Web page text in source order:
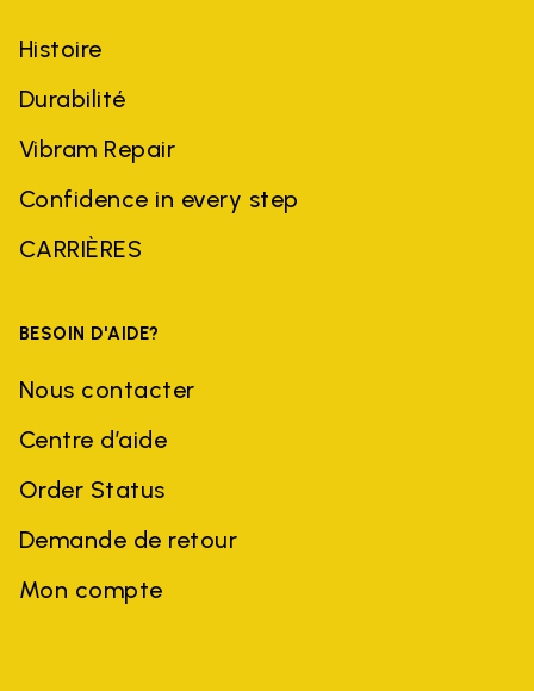
Histoire
Durabilité
Vibram Repair
Confidence in every step
CARRIÈRES
BESOIN D'AIDE?
Nous contacter
Centre d’aide
Order Status
Demande de retour
Mon compte